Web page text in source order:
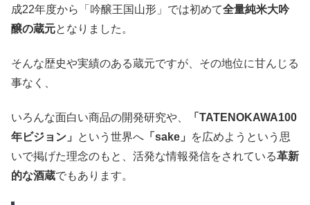
成22年度から「吟醸王国山形」では初めて全量純米大吟
醸の蔵元となりました。
そんな歴史や実績のある蔵元ですが、その地位に甘んじる
事なく、
いろんな面白い商品の開発研究や、
「TATENOKAWA100
年ビジョン」
という世界へ 「sake」
を広めようという思
いで掲げた理念のもと、活発な情報発信をされている革新
的な酒蔵でもあります。